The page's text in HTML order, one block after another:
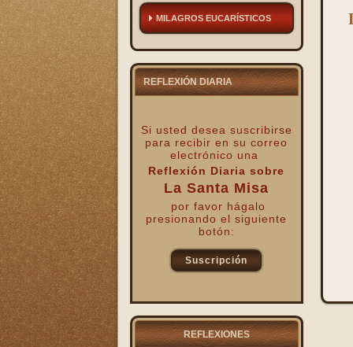
MILAGROS EUCARÍSTICOS
REFLEXIÓN DIARIA
Si usted desea suscribirse
para recibir en su correo
electrónico una
Reflexión Diaria sobre
La Santa Misa
por favor hágalo
presionando el siguiente
botón:
Suscripción
REFLEXIONES